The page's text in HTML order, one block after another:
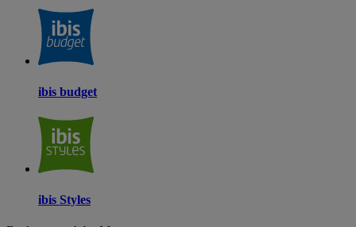
ibis budget
ibis Styles